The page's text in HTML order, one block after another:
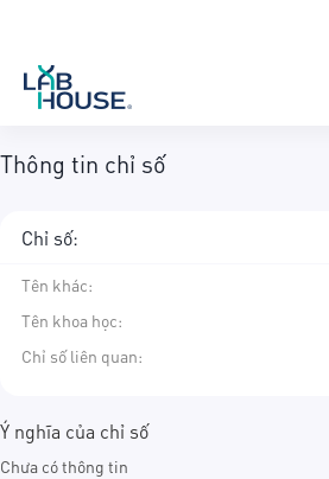
Thông tin chỉ số
Chỉ số:
Tên khác:
Tên khoa học:
Chỉ số liên quan:
Ý nghĩa của chỉ số
Chưa có thông tin